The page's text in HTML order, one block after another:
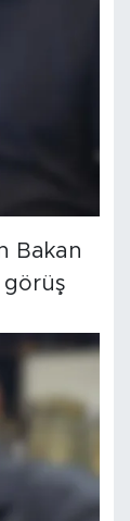
Bakan
görüş